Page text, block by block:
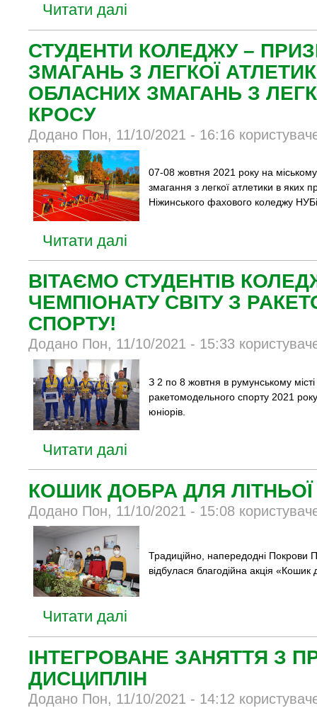
Читати далі
СТУДЕНТИ КОЛЕДЖУ –
ЗМАГАНЬ З ЛЕГКОЇ
ОБЛАСНИХ ЗМАГАНЬ З
КРОСУ
Додано Пон, 11/10/2021 - 16:16
07-08 жовтня 2021 року на
змагання з легкої атлетики в яких
Ніжинського фахового коледжу
Читати далі
ВІТАЄМО СТУДЕНТІВ
ЧЕМПІОНАТУ СВІТУ З
СПОРТУ!
Додано Пон, 11/10/2021 - 15:33
З 2 по 8 жовтня в румунському
ракетомодельного спорту 2021
юніорів.
Читати далі
КОШИК ДОБРА ДЛЯ
Додано Пон, 11/10/2021 - 15:08
Традиційно, напередодні Покрови
відбулася благодійна акція
Читати далі
ІНТЕГРОВАНЕ ЗАНЯТТЯ З
ДИСЦИПЛІН
Додано Пон, 11/10/2021 - 14:12